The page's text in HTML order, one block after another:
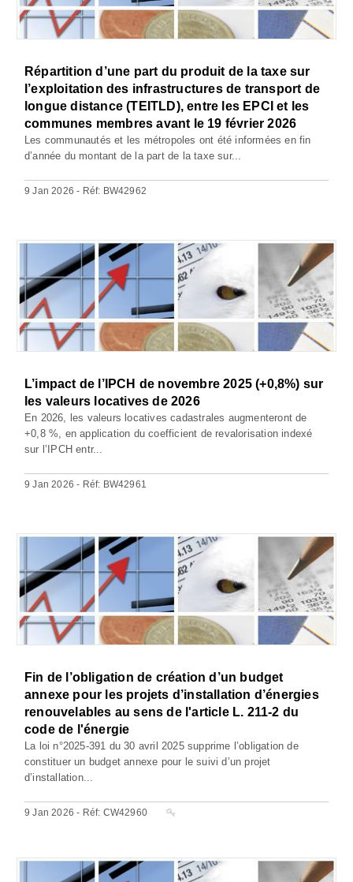
Répartition d’une part du produit de la taxe sur
l’exploitation des infrastructures de transport de
longue distance (TEITLD), entre les EPCI et les
communes membres avant le 19 février 2026
Les communautés et les métropoles ont été informées en fin
d’année du montant de la part de la taxe sur...
9 Jan 2026 - Réf: BW42962
L’impact de l’IPCH de novembre 2025 (+0,8%) sur
les valeurs locatives de 2026
En 2026, les valeurs locatives cadastrales augmenteront de
+0,8 %, en application du coefficient de revalorisation indexé
sur l’IPCH entr...
9 Jan 2026 - Réf: BW42961
Fin de l’obligation de création d’un budget
annexe pour les projets d’installation d’énergies
renouvelables au sens de l'article L. 211-2 du
code de l'énergie
La loi n°2025-391 du 30 avril 2025 supprime l’obligation de
constituer un budget annexe pour le suivi d’un projet
d’installation...
9 Jan 2026 - Réf: CW42960